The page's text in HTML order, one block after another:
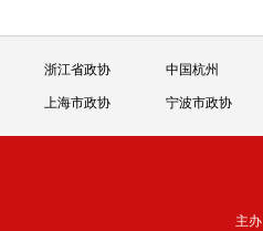
浙江省政协 中国杭州
上海市政协 宁波市政协
主